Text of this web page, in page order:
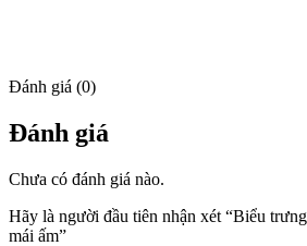
Đánh giá (0)
Đánh giá
Chưa có đánh giá nào.
Hãy là người đầu tiên nhận xét “Biểu
mái ấm”